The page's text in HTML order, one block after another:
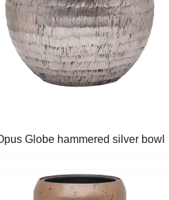
Globe hammered silver bowl